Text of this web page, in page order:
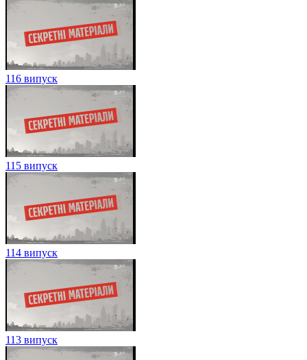
116 випуск
115 випуск
114 випуск
113 випуск